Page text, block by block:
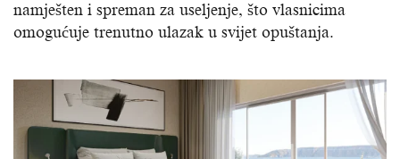
namješten i spreman za useljenje, što vlasnicima
omogućuje trenutno ulazak u svijet opuštanja.